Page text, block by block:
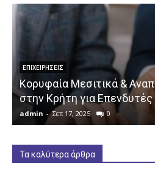
ΕΠΙΧΕΙΡΉΣΕΙΣ
Κορυφαία Μεσιτικά &
στην Κρήτη για Επενδυτές
admin - Σεπ 17, 2025 0
Τα καλύτερα άρθρα